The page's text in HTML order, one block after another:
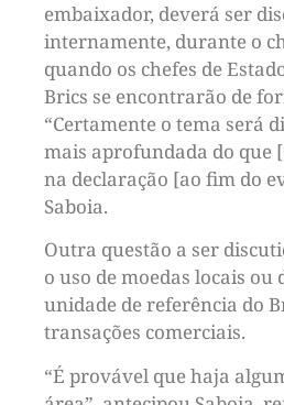
embaixador, deverá ser
internamente, durante o
quando os chefes de
Brics se encontrarão de
“Certamente o tema será
mais aprofundada do que
na declaração [ao fim do
Saboia.
Outra questão a ser
o uso de moedas locais
unidade de referência do
transações comerciais.
“É provável que haja